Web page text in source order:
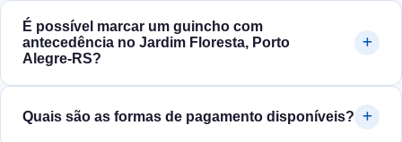
É possível marcar um guincho com
antecedência no Jardim Floresta, Porto
Alegre‑RS?
Quais são as formas de pagamento disponíveis?